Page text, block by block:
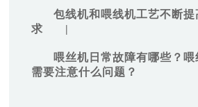
包线机和喂线机工艺不断
求
|
喂丝机日常故障有哪些？
需要注意什么问题？